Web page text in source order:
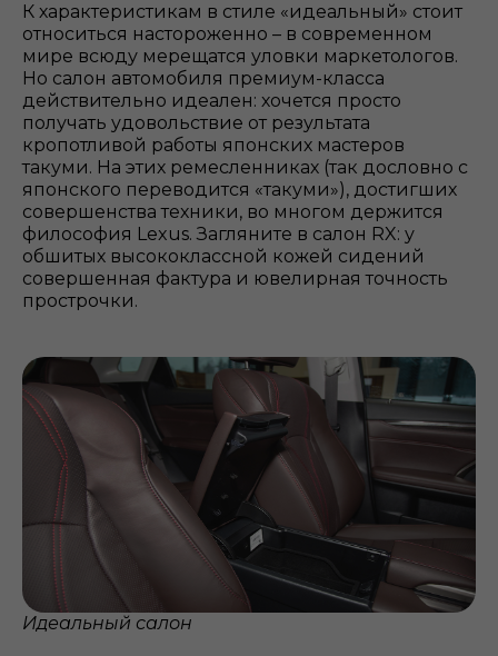
К характеристикам в стиле «идеальный» стоит
относиться настороженно – в современном
мире всюду мерещатся уловки маркетологов.
Но салон автомобиля премиум-класса
действительно идеален: хочется просто
получать удовольствие от результата
кропотливой работы японских мастеров
такуми. На этих ремесленниках (так дословно с
японского переводится «такуми»), достигших
совершенства техники, во многом держится
философия Lexus. Загляните в салон RX: у
обшитых высококлассной кожей сидений
совершенная фактура и ювелирная точность
прострочки.
Идеальный салон